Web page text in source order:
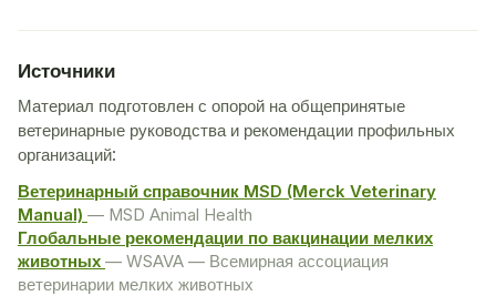
Источники
Материал подготовлен с опорой на общепринятые
ветеринарные руководства и рекомендации профильных
организаций:
Ветеринарный справочник MSD (Merck Veterinary
Manual) — MSD Animal Health
Глобальные рекомендации по вакцинации мелких
животных — WSAVA — Всемирная ассоциация
ветеринарии мелких животных